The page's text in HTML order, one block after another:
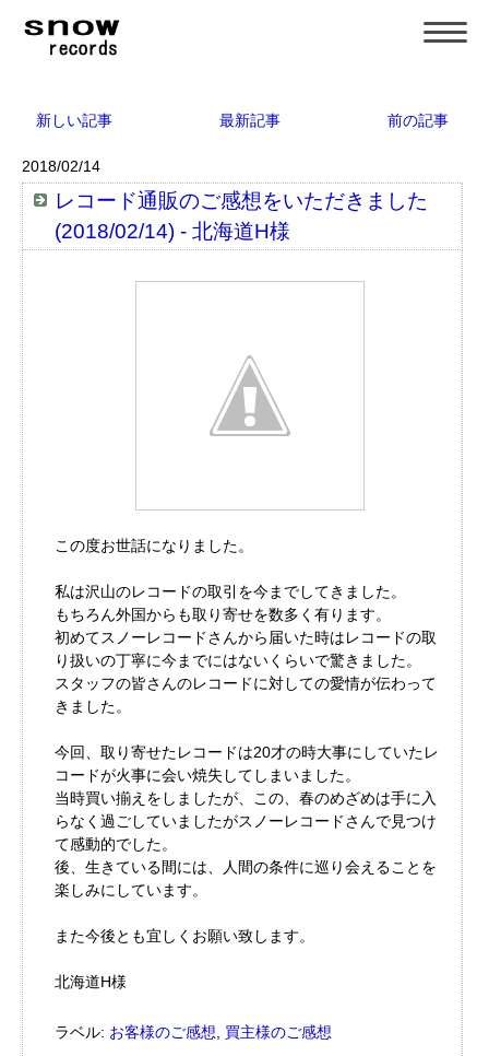
新しい記事 最新記事 前の記事
2018/02/14
レコード通販のご感想をいただきました
(2018/02/14) - 北海道H様
この度お世話になりました。
私は沢山のレコードの取引を今までしてきました。
もちろん外国からも取り寄せを数多く有ります。
初めてスノーレコードさんから届いた時はレコードの取
り扱いの丁寧に今までにはないくらいで驚きました。
スタッフの皆さんのレコードに対しての愛情が伝わって
きました。
今回、取り寄せたレコードは20才の時大事にしていたレ
コードが火事に会い焼失してしまいました。
当時買い揃えをしましたが、この、春のめざめは手に入
らなく過ごしていましたがスノーレコードさんで見つけ
て感動的でした。
後、生きている間には、人間の条件に巡り会えることを
楽しみにしています。
また今後とも宜しくお願い致します。
北海道H様
ラベル: お客様のご感想 買主様のご感想